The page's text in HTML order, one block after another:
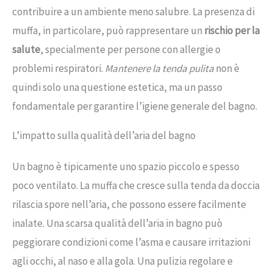
contribuire a un ambiente meno salubre. La presenza di
muffa, in particolare, può rappresentare un rischio per la
salute, specialmente per persone con allergie o
problemi respiratori. Mantenere la tenda pulitanon è
quindi solo una questione estetica, ma un passo
fondamentale per garantire l’igiene generale del bagno.
L’impatto sulla qualità dell’aria del bagno
Un bagno è tipicamente uno spazio piccolo e spesso
poco ventilato. La muffa che cresce sulla tenda da doccia
rilascia spore nell’aria, che possono essere facilmente
inalate. Una scarsa qualità dell’aria in bagno può
peggiorare condizioni come l’asma e causare irritazioni
agli occhi, al naso e alla gola. Una pulizia regolare e